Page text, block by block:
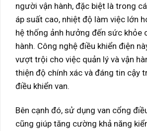
người vận hành, đặc biệt là trong
áp suất cao, nhiệt độ làm việc lớn
hệ thống ảnh hưởng đến sức khỏe
hành. Công nghệ điều khiển điện
vượt trội cho việc quản lý và vận
thiện độ chính xác và đáng tin cậy
điều khiển van.
Bên cạnh đó, sử dụng van cổng
cũng giúp tăng cường khả năng